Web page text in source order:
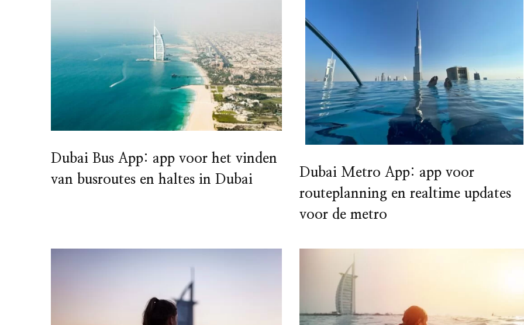
Dubai Bus App: app voor het vinden
van busroutes en haltes in Dubai
Dubai Metro App: app voor
routeplanning en realtime updates
voor de metro